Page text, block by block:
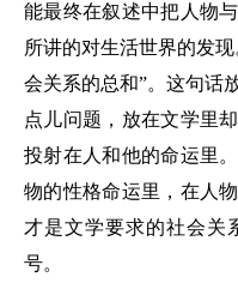
能最终在叙述中把人物
所讲的对生活世界的发
会关系的总和”。这句话
点儿问题，放在文学里
投射在人和他的命运里
物的性格命运里，在人
才是文学要求的社会关
号。